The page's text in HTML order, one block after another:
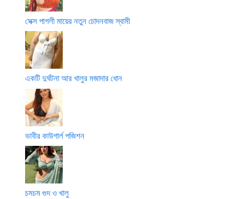
সেক্স পাগলী মায়ের নতুন চোদনবাজ স্বামী
একটি দুর্ঘটনা আর খালুর মজাদার ধোন
ভাবীর কাউগার্ল পজিশন
চমচম গুদ ও খালু